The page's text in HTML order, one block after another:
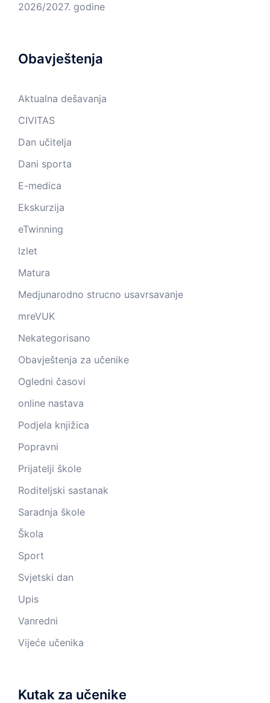
2026/2027. godine
Obavještenja
Aktualna dešavanja
CIVITAS
Dan učitelja
Dani sporta
E-medica
Ekskurzija
eTwinning
Izlet
Matura
Medjunarodno strucno usavrsavanje
mreVUK
Nekategorisano
Obavještenja za učenike
Ogledni časovi
online nastava
Podjela knjižica
Popravni
Prijatelji škole
Roditeljski sastanak
Saradnja škole
Škola
Sport
Svjetski dan
Upis
Vanredni
Vijeće učenika
Kutak za učenike